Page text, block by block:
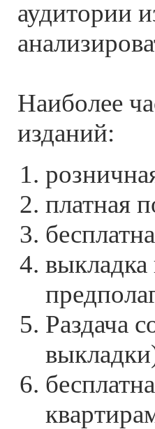
аудитории
Наиболее
изданий:
платная
выкладка
Раздача